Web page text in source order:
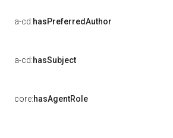
a-cd:hasPreferredAuthor
a-cd:hasSubject
core:hasAgentRole